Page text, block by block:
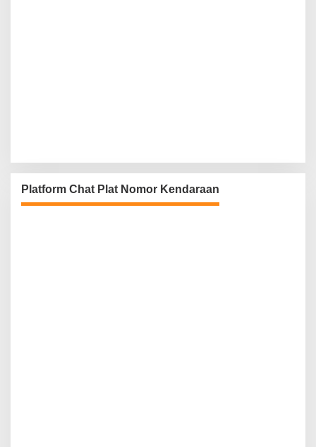
Platform Chat Plat Nomor Kendaraan